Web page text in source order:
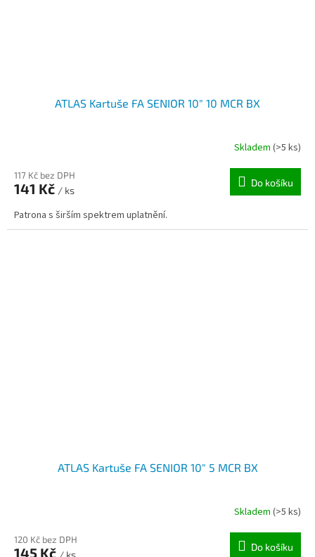
ATLAS Kartuše FA SENIOR 10" 10 MCR BX
Skladem (>5 ks)
117 Kč bez DPH
141 Kč / ks
Do košíku
Patrona s širším spektrem uplatnění.
ATLAS Kartuše FA SENIOR 10" 5 MCR BX
Skladem (>5 ks)
120 Kč bez DPH
145 Kč / ks
Do košíku